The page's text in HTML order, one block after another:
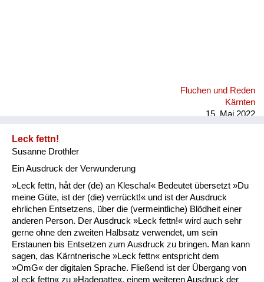
Fluchen und Reden
Kärnten
15. Mai 2022
Leck fettn!
Susanne Drothler
Ein Ausdruck der Verwunderung
»Leck fettn, håt der (de) an Klescha!« Bedeutet übersetzt »Du
meine Güte, ist der (die) verrückt!« und ist der Ausdruck
ehrlichen Entsetzens, über die (vermeintliche) Blödheit einer
anderen Person. Der Ausdruck »Leck fettn!« wird auch sehr
gerne ohne den zweiten Halbsatz verwendet, um sein
Erstaunen bis Entsetzen zum Ausdruck zu bringen. Man kann
sagen, das Kärntnerische »Leck fettn« entspricht dem
»OmG« der digitalen Sprache. Fließend ist der Übergang von
»Leck fettn« zu »Hadegatte«, einem weiteren Ausdruck der